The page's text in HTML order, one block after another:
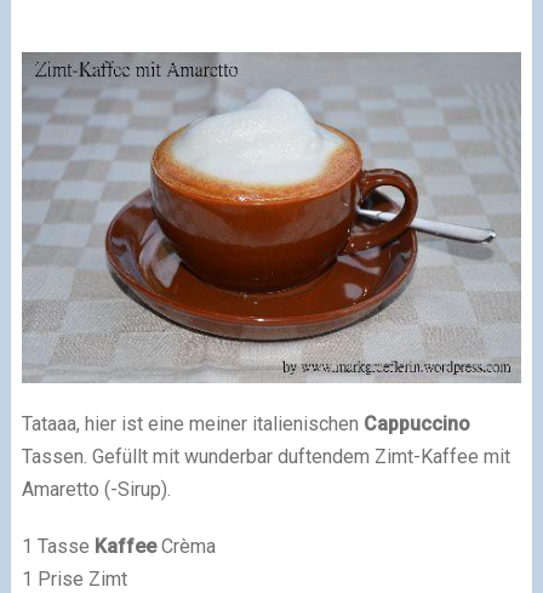
Tataaa, hier ist eine meiner italienischen Cappuccino
Tassen. Gefüllt mit wunderbar duftendem Zimt-Kaffee mit
Amaretto (-Sirup).
1 Tasse KaffeeCrèma
1 Prise Zimt